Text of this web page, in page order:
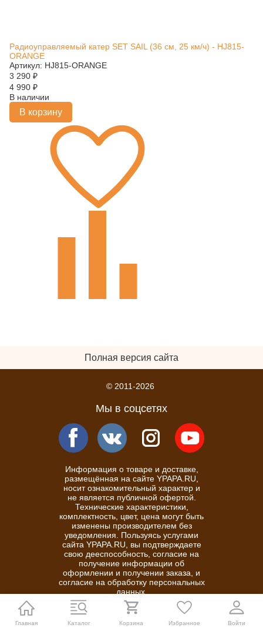
Радиоуправляемый катер SET SAIL (36 см, 25 км/ч) - HJ815-
ORANGE
Артикул: HJ815-ORANGE
3 290 ₽
4 990 ₽
В наличии
В корзину
Полная версия сайта
© 2011-2026
Мы в соцсетях
Информация о товаре и доставке,
размещённая на сайте YPAPA.RU,
носит ознакомительный характер и
не является публичной офертой.
Технические характеристики,
комплектность, цвет, цена могут быть
изменены производителем без
уведомления. Пользуясь услугами
сайта YPAPA.RU, вы подтверждаете
свою дееспособность, согласие на
получение информации об
оформлении и получении заказа, и
согласие на обработку персональных
данных.
Политика конфиденциальности
Главная Каталог Корзина Избранное Войти